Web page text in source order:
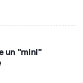
un "mini"